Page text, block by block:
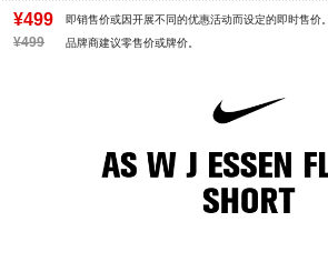
¥499 即销售价或因开展不同的优惠活动而设定的即时售价。
¥499 品牌商建议零售价或牌价。